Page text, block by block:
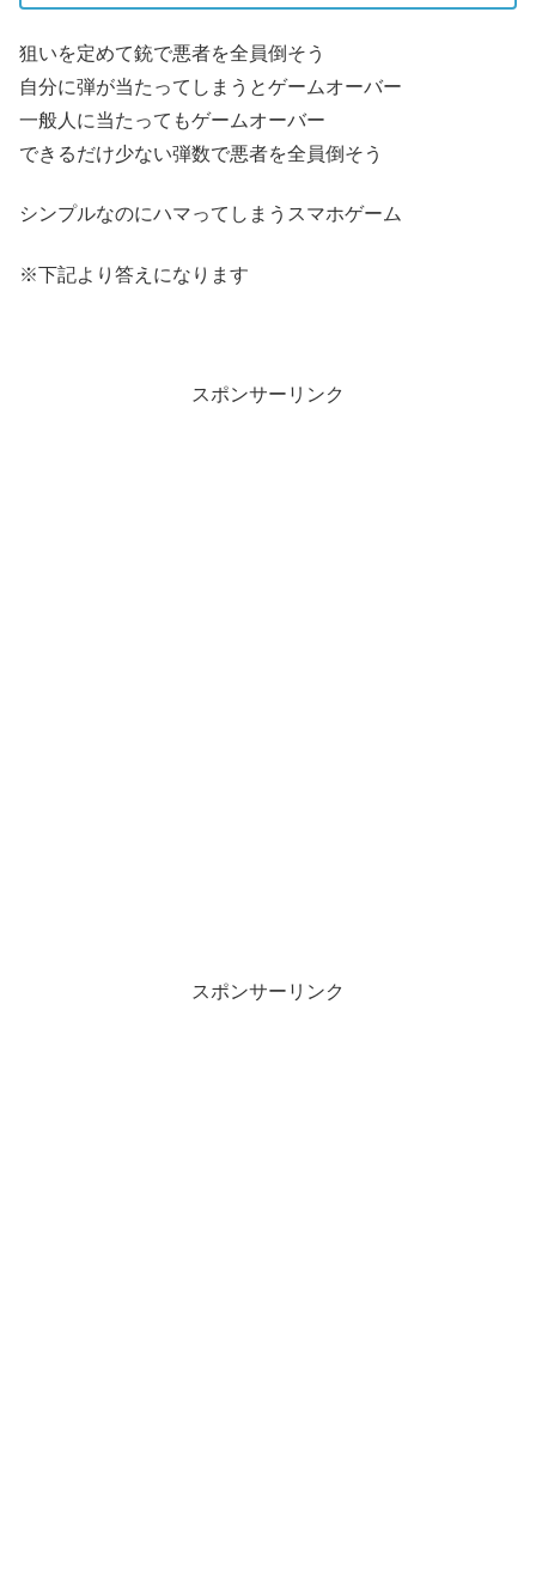
狙いを定めて銃で悪者を全員倒そう
自分に弾が当たってしまうとゲームオーバー
一般人に当たってもゲームオーバー
できるだけ少ない弾数で悪者を全員倒そう
シンプルなのにハマってしまうスマホゲーム
※下記より答えになります
スポンサーリンク
スポンサーリンク